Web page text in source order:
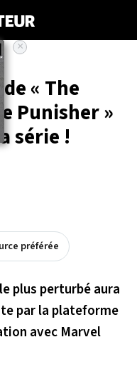
« The
Punisher »
série !
préférée
plus perturbé aura
par la plateforme
avec Marvel
×